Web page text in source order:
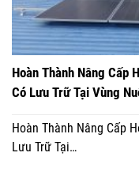
Hoàn Thành Nâng Cấp
Có Lưu Trữ Tại Vùng
Hoàn Thành Nâng Cấp
Lưu Trữ Tại…